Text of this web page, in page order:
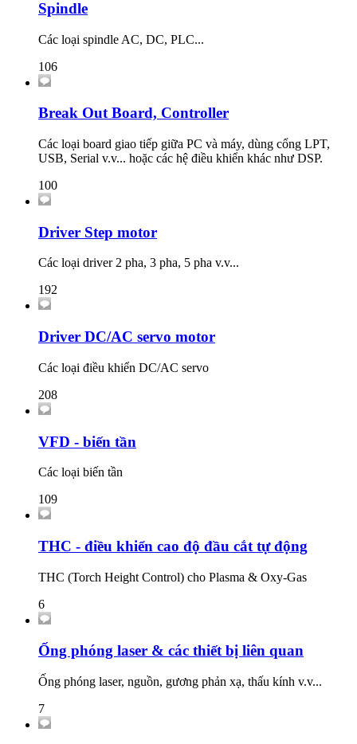
Spindle
Các loại spindle AC, DC, PLC...
106
Break Out Board, Controller
Các loại board giao tiếp giữa PC và máy, dùng cổng LPT,
USB, Serial v.v... hoặc các hệ điều khiển khác như DSP.
100
Driver Step motor
Các loại driver 2 pha, 3 pha, 5 pha v.v...
192
Driver DC/AC servo motor
Các loại điều khiển DC/AC servo
208
VFD - biến tần
Các loại biến tần
109
THC - điều khiển cao độ đầu cắt tự động
THC (Torch Height Control) cho Plasma & Oxy-Gas
6
Ống phóng laser & các thiết bị liên quan
Ống phóng laser, nguồn, gương phản xạ, thấu kính v.v...
7